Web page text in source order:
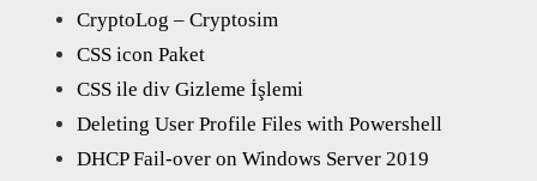
CryptoLog – Cryptosim
CSS icon Paket
CSS ile div Gizleme İşlemi
Deleting User Profile Files with Powershell
DHCP Fail-over on Windows Server 2019